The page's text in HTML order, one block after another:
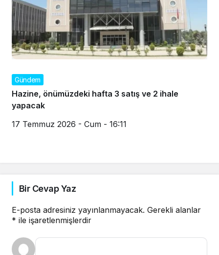
Gündem
Hazine, önümüzdeki hafta 3 satış ve 2 ihale
yapacak
17 Temmuz 2026 - Cum - 16:11
Bir Cevap Yaz
E-posta adresiniz yayınlanmayacak. Gerekli alanlar
* ile işaretlenmişlerdir